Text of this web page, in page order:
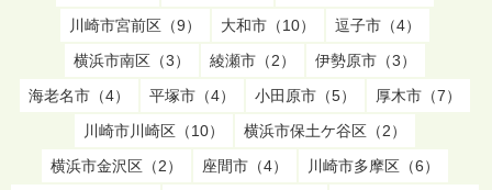
川崎市宮前区（9）
大和市（10）
逗子市（4）
横浜市南区（3）
綾瀬市（2）
伊勢原市（3）
海老名市（4）
平塚市（4） 小田原市（5）
厚木市（7）
川崎市川崎区（10）
横浜市保土ケ谷区（2）
横浜市金沢区（2）
座間市（4）
川崎市多摩区（6）